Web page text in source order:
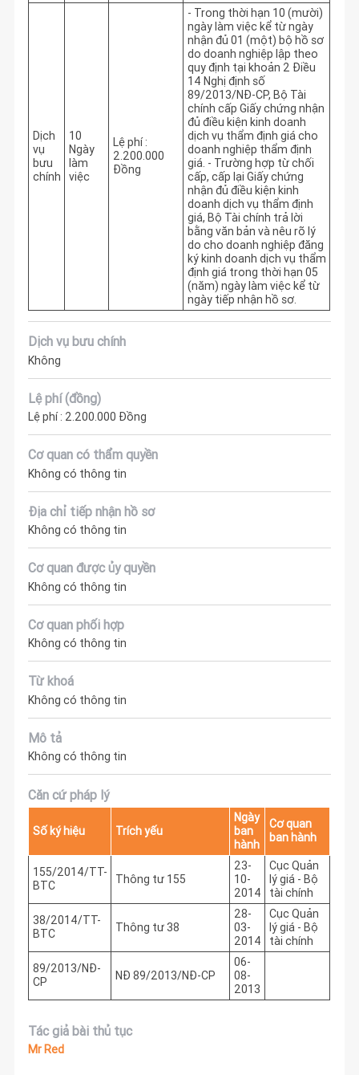
Dịch
vụ
bưu
chính
10
Ngày
làm
việc
Lệ phí :
2.200.000
Đồng
- Trong thời hạn 10 (mười)
ngày làm việc kể từ ngày
nhận đủ 01 (một) bộ hồ sơ
do doanh nghiệp lập theo
quy định tại khoản 2 Điều
14 Nghị định số
89/2013/NĐ-CP, Bộ Tài
chính cấp Giấy chứng nhận
đủ điều kiện kinh doanh
dịch vụ thẩm định giá cho
doanh nghiệp thẩm định
giá. - Trường hợp từ chối
cấp, cấp lại Giấy chứng
nhận đủ điều kiện kinh
doanh dịch vụ thẩm định
giá, Bộ Tài chính trả lời
bằng văn bản và nêu rõ lý
do cho doanh nghiệp đăng
ký kinh doanh dịch vụ thẩm
định giá trong thời hạn 05
(năm) ngày làm việc kể từ
ngày tiếp nhận hồ sơ.
Dịch vụ bưu chính
Không
Lệ phí (đồng)
Lệ phí : 2.200.000 Đồng
Cơ quan có thẩm quyền
Không có thông tin
Địa chỉ tiếp nhận hồ sơ
Không có thông tin
Cơ quan được ủy quyền
Không có thông tin
Cơ quan phối hợp
Không có thông tin
Từ khoá
Không có thông tin
Mô tả
Không có thông tin
Căn cứ pháp lý
Số ký hiệu Trích yếu
Ngày
ban
hành
Cơ quan
ban hành
155/2014/TT-
BTC
Thông tư 155
23-
10-
2014
Cục Quản
lý giá - Bộ
tài chính
38/2014/TT-
BTC
Thông tư 38
28-
03-
2014
Cục Quản
lý giá - Bộ
tài chính
89/2013/NĐ-
CP
NĐ 89/2013/NĐ-CP
06-
08-
2013
Tác giả bài thủ tục
Mr Red